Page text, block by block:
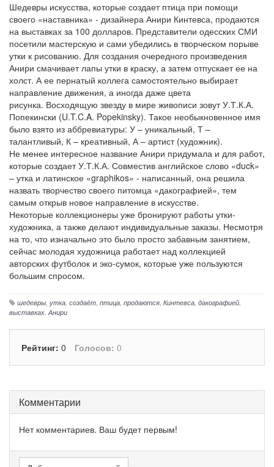
Шедевры искусства, которые создает птица при помощи
своего «наставника» - дизайнера Анири Кинтевса, продаются
на выставках за 100 долларов. Представители одесских СМИ
посетили мастерскую и сами убедились в творческом порыве
утки к рисованию. Для создания очередного произведения
Анири смачивает лапы утки в краску, а затем отпускает ее на
холст. А ее пернатый коллега самостоятельно выбирает
направление движения, а иногда даже цвета
рисунка. Восходящую звезду в мире живописи зовут У.Т.К.А.
Попекински (U.T.C.A. Popekinsky). Такое необыкновенное имя
было взято из аббревиатуры: У – уникальный, Т –
талантливый, К – креативный, А – артист (художник).
Не менее интересное название Анири придумала и для работ,
которые создает У.Т.К.А. Совместив английское слово «duck»
– утка и латинское «graphikos» - написанный, она решила
назвать творчество своего питомца «дакографией», тем
самым открыв новое направление в искусстве.
Некоторые коллекционеры уже бронируют работы утки-
художника, а также делают индивидуальные заказы. Несмотря
на то, что изначально это было просто забавным занятием,
сейчас молодая художница работает над коллекцией
авторских футболок и эко-сумок, которые уже пользуются
большим спросом.
шедевры утка создаёт птица продаются Кинтевса дакографией
выставках Анири
Рейтинг: 0 Голосов: 0
Комментарии
Нет комментариев. Ваш будет первым!